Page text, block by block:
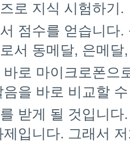
로 지식 시험하기.
점수를 얻습니다
서 동메달, 은메
바로 마이크로폰으
을 바로 비교할
받게 될 것입니
제입니다. 그래서